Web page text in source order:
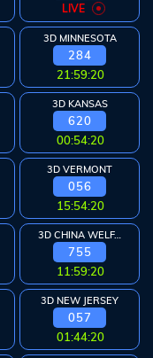
LIVE
3D MINNESOTA
284
21:59:20
3D KANSAS
620
00:54:20
3D VERMONT
056
15:54:20
3D CHINA WELFARE
755
11:59:20
3D NEW JERSEY
057
01:44:20